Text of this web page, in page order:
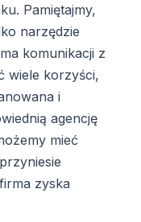
Pamiętajmy,
narzędzie
komunikacji z
wiele korzyści,
i
agencję
mieć
zyska